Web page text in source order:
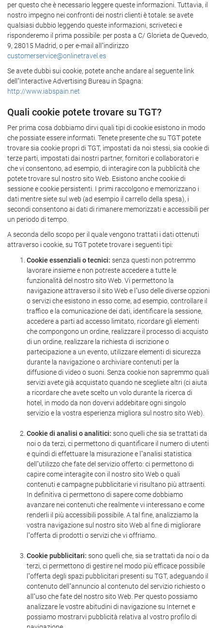
per questo che è necessario leggere queste informazioni. Tuttavia, il
nostro impegno nei confronti dei nostri clienti è totale: se avete
qualsiasi dubbio leggendo queste informazioni, scriveteci e
risponderemo il prima possibile: per posta a C/ Glorieta de Quevedo,
9, 28015 Madrid, o per e-mail all"indirizzo
customerservice@onlinetravel.es
Se avete dubbi sui cookie, potete anche andare al seguente link
dell"Interactive Advertising Bureau in Spagna:
http://www.iabspain.net
Quali cookie potete trovare su TGT?
Per prima cosa dobbiamo dirvi quali tipi di cookie esistono in modo
che possiate essere informati. Tenete presente che su TGT potete
trovare sia cookie propri di TGT, impostati da noi stessi, sia cookie di
terze parti, impostati dai nostri partner, fornitori e collaboratori e
che vi consentono, ad esempio, di interagire con la pubblicità che
potete trovare sul nostro sito Web. Esistono anche cookie di
sessione e cookie persistenti. I primi raccolgono e memorizzano i
dati mentre siete sul web (ad esempio il carrello della spesa), i
secondi consentono ai dati di rimanere memorizzati e accessibili per
un periodo di tempo.
A seconda dello scopo per il quale vengono trattati i dati ottenuti
attraverso i cookie, su TGT potete trovare i seguenti tipi:
Cookie essenziali o tecnici: senza questi non potremmo
lavorare insieme e non potreste accedere a tutte le
funzionalità del nostro sito Web. Vi permettono la
navigazione attraverso il sito Web e l"uso delle diverse opzioni
o servizi che esistono in esso come, ad esempio, controllare il
traffico e la comunicazione dei dati, identificare la sessione,
accedere a parti ad accesso limitato, ricordare gli elementi
che compongono un ordine, realizzare il processo di acquisto
di un ordine, realizzare la richiesta di iscrizione o
partecipazione a un evento, utilizzare elementi di sicurezza
durante la navigazione o archiviare contenuti per la
diffusione di video o suoni. Senza cookie non sapremmo quali
servizi avete già acquistato quando ne scegliete altri (ci aiuta
a ricordare che avete scelto un volo durante la ricerca di
hotel, in modo da non dovervi addebitare ogni singolo
servizio e la vostra esperienza migliora sul nostro sito Web).
Cookie di analisi o analitici: sono quelli che sia se trattati da
noi o da terzi, ci permettono di quantificare il numero di utenti
e quindi di effettuare la misurazione e l"analisi statistica
dell"utilizzo che fate del servizio offerto: ci permettono di
capire come interagite con il nostro sito Web o quali
contenuti e campagne pubblicitarie vi risultano più attraenti.
In definitiva ci permettono di sapere come dobbiamo
avanzare nei contenuti che realmente vi interessano e come
renderli il più accessibili possibile. A tal fine, analizziamo la
vostra navigazione sul nostro sito Web al fine di migliorare
l"offerta di prodotti o servizi che vi offriamo.
Cookie pubblicitari: sono quelli che, sia se trattati da noi o da
terzi, ci permettono di gestire nel modo più efficace possibile
l"offerta degli spazi pubblicitari presenti su TGT, adeguando il
contenuto dell"annuncio al contenuto del servizio richiesto o
all"uso che fate del nostro sito Web. Per questo possiamo
analizzare le vostre abitudini di navigazione su Internet e
possiamo mostrarvi pubblicità relativa al vostro profilo di